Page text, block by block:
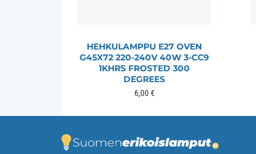
HEHKULAMPPU E27 OVEN
G45X72 220-240V 40W 3-CC9
1KHRS FROSTED 300
DEGREES
6,00€